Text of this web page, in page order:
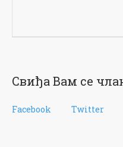
Свиђа Вам се
Facebook Twitter